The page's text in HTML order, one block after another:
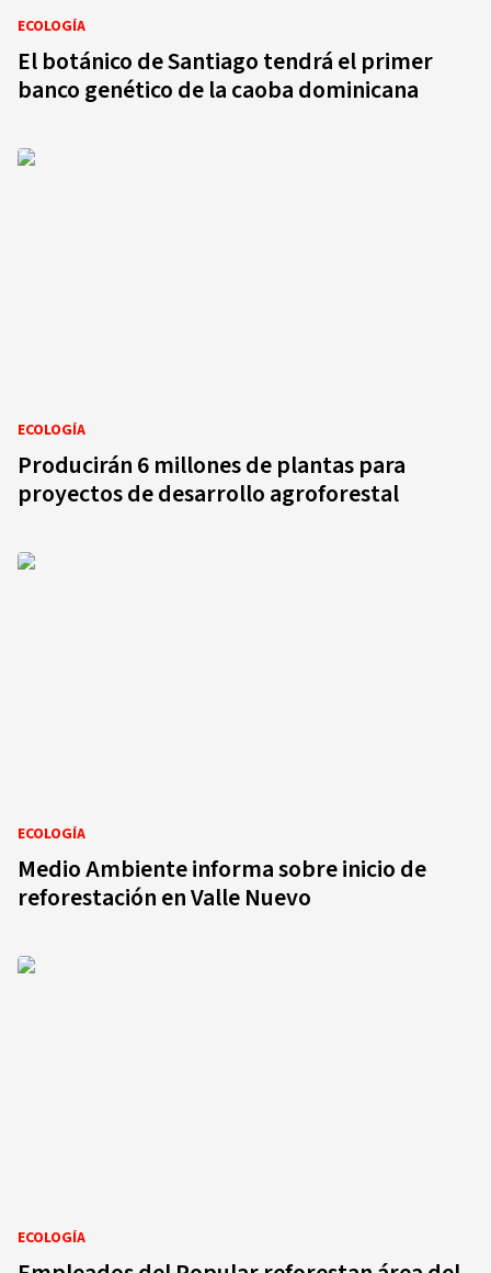
ECOLOGÍA
El botánico de Santiago tendrá el primer
banco genético de la caoba dominicana
ECOLOGÍA
Producirán 6 millones de plantas para
proyectos de desarrollo agroforestal
ECOLOGÍA
Medio Ambiente informa sobre inicio de
reforestación en Valle Nuevo
ECOLOGÍA